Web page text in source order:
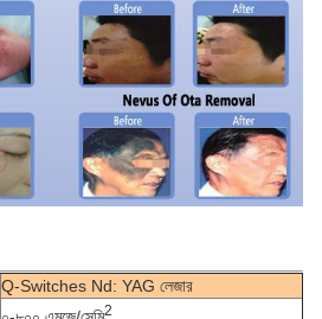
Q-Switches Nd: YAG লেজার
2